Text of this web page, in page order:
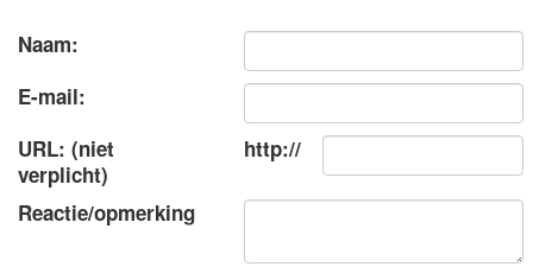
Naam:
E-mail:
URL: (niet
verplicht)
http://
Reactie/opmerking